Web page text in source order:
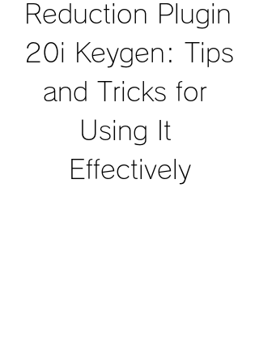
Reduction Plugin
20i Keygen: Tips
and Tricks for
Using It
Effectively